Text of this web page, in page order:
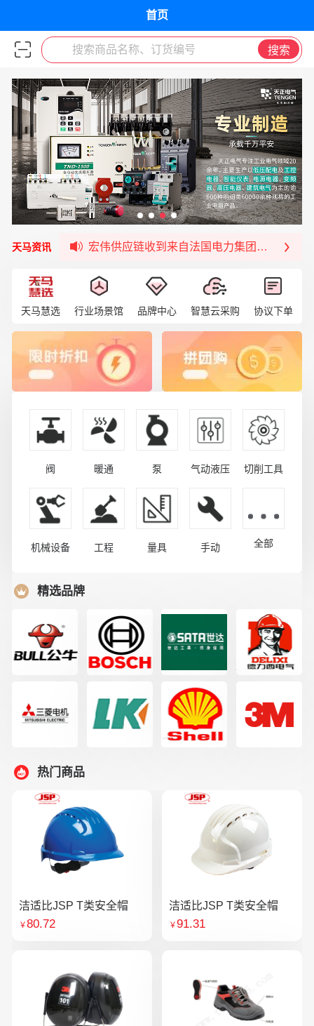
首页
搜索商品名称、订货编号 搜索
天马资讯
签约喜讯 | 宏伟与中铝集团成功签约！
福清核电—WD-40产品交流会圆满结束
宏伟天马与网易严选达成品牌合作
宏伟供应链与第一师阿拉尔市签署战略框架合
天马慧选 行业场景馆 品牌中心 智慧云采购 协议下单
阀 暖通 泵 气动液压 切削工具
机械设备 工程 量具 手动 全部
精选品牌
热门商品
洁适比JSP T类安全帽
￥80.72
洁适比JSP T类安全帽
￥91.31